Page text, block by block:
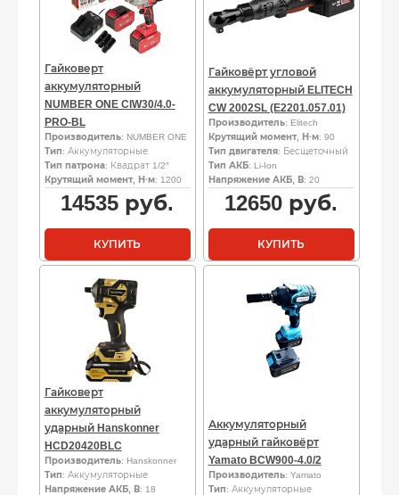
Гайковерт
аккумуляторный
NUMBER ONE CIW30/4.0-
PRO-BL
Производитель: NUMBER ONE
Тип: Аккумуляторные
Тип патрона: Квадрат 1/2″
Крутящий момент, Н·м: 1200
14535 руб.
КУПИТЬ
Гайковёрт угловой
аккумуляторный ELITECH
CW 2002SL (E2201.057.01)
Производитель: Elitech
Крутящий момент, Н·м: 90
Тип двигателя: Бесщеточный
Тип АКБ: Li-Ion
Напряжение АКБ, В: 20
12650 руб.
КУПИТЬ
Гайковерт
аккумуляторный
ударный Hanskonner
HCD20420BLC
Производитель: Hanskonner
Тип: Аккумуляторные
Напряжение АКБ, В: 18
Аккумуляторный
ударный гайковёрт
Yamato BCW900-4.0/2
Производитель: Yamato
Тип: Аккумуляторные